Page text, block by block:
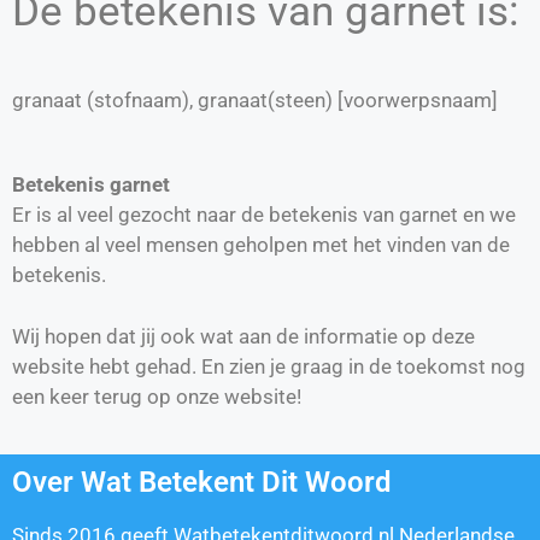
De betekenis van garnet is:
granaat (stofnaam), granaat(steen) [voorwerpsnaam]
Betekenis garnet
Er is al veel gezocht naar de betekenis van garnet en we
hebben al veel mensen geholpen met het vinden van de
betekenis.
Wij hopen dat jij ook wat aan de informatie op deze
website hebt gehad. En zien je graag in de toekomst nog
een keer terug op onze website!
Over Wat Betekent Dit Woord